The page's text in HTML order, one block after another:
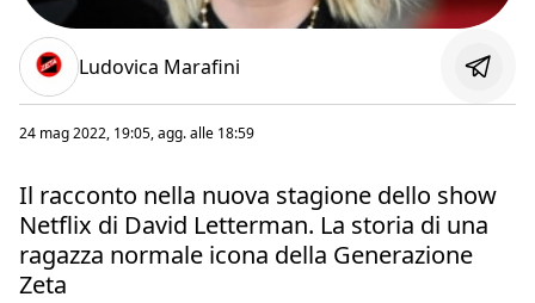
Ludovica Marafini
24 mag 2022, 19:05, agg. alle 18:59
Il racconto nella nuova stagione dello show
Netflix di David Letterman. La storia di una
ragazza normale icona della Generazione
Zeta